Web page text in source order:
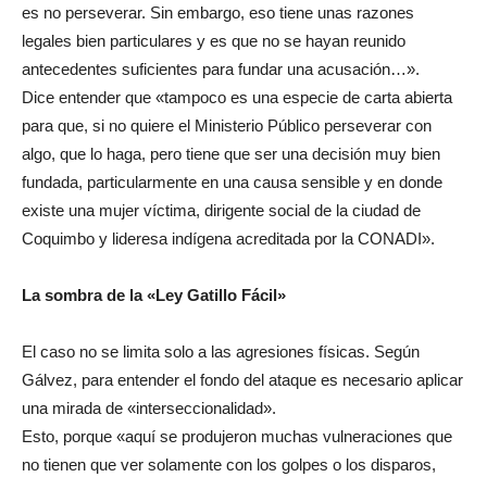
es no perseverar. Sin embargo, eso tiene unas razones
legales bien particulares y es que no se hayan reunido
antecedentes suficientes para fundar una acusación…».
Dice entender que «tampoco es una especie de carta abierta
para que, si no quiere el Ministerio Público perseverar con
algo, que lo haga, pero tiene que ser una decisión muy bien
fundada, particularmente en una causa sensible y en donde
existe una mujer víctima, dirigente social de la ciudad de
Coquimbo y lideresa indígena acreditada por la CONADI».
La sombra de la «Ley Gatillo Fácil»
El caso no se limita solo a las agresiones físicas. Según
Gálvez, para entender el fondo del ataque es necesario aplicar
una mirada de «interseccionalidad».
Esto, porque «aquí se produjeron muchas vulneraciones que
no tienen que ver solamente con los golpes o los disparos,